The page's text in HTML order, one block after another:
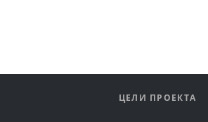
ЦЕЛИ ПРОЕКТА